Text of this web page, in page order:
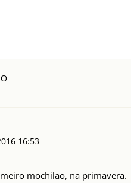
16:53
mochilao, na primavera.